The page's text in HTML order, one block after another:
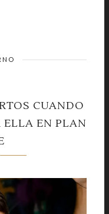
CUANDO
ELLA EN PLAN